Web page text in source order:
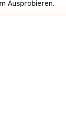
Ausprobieren.